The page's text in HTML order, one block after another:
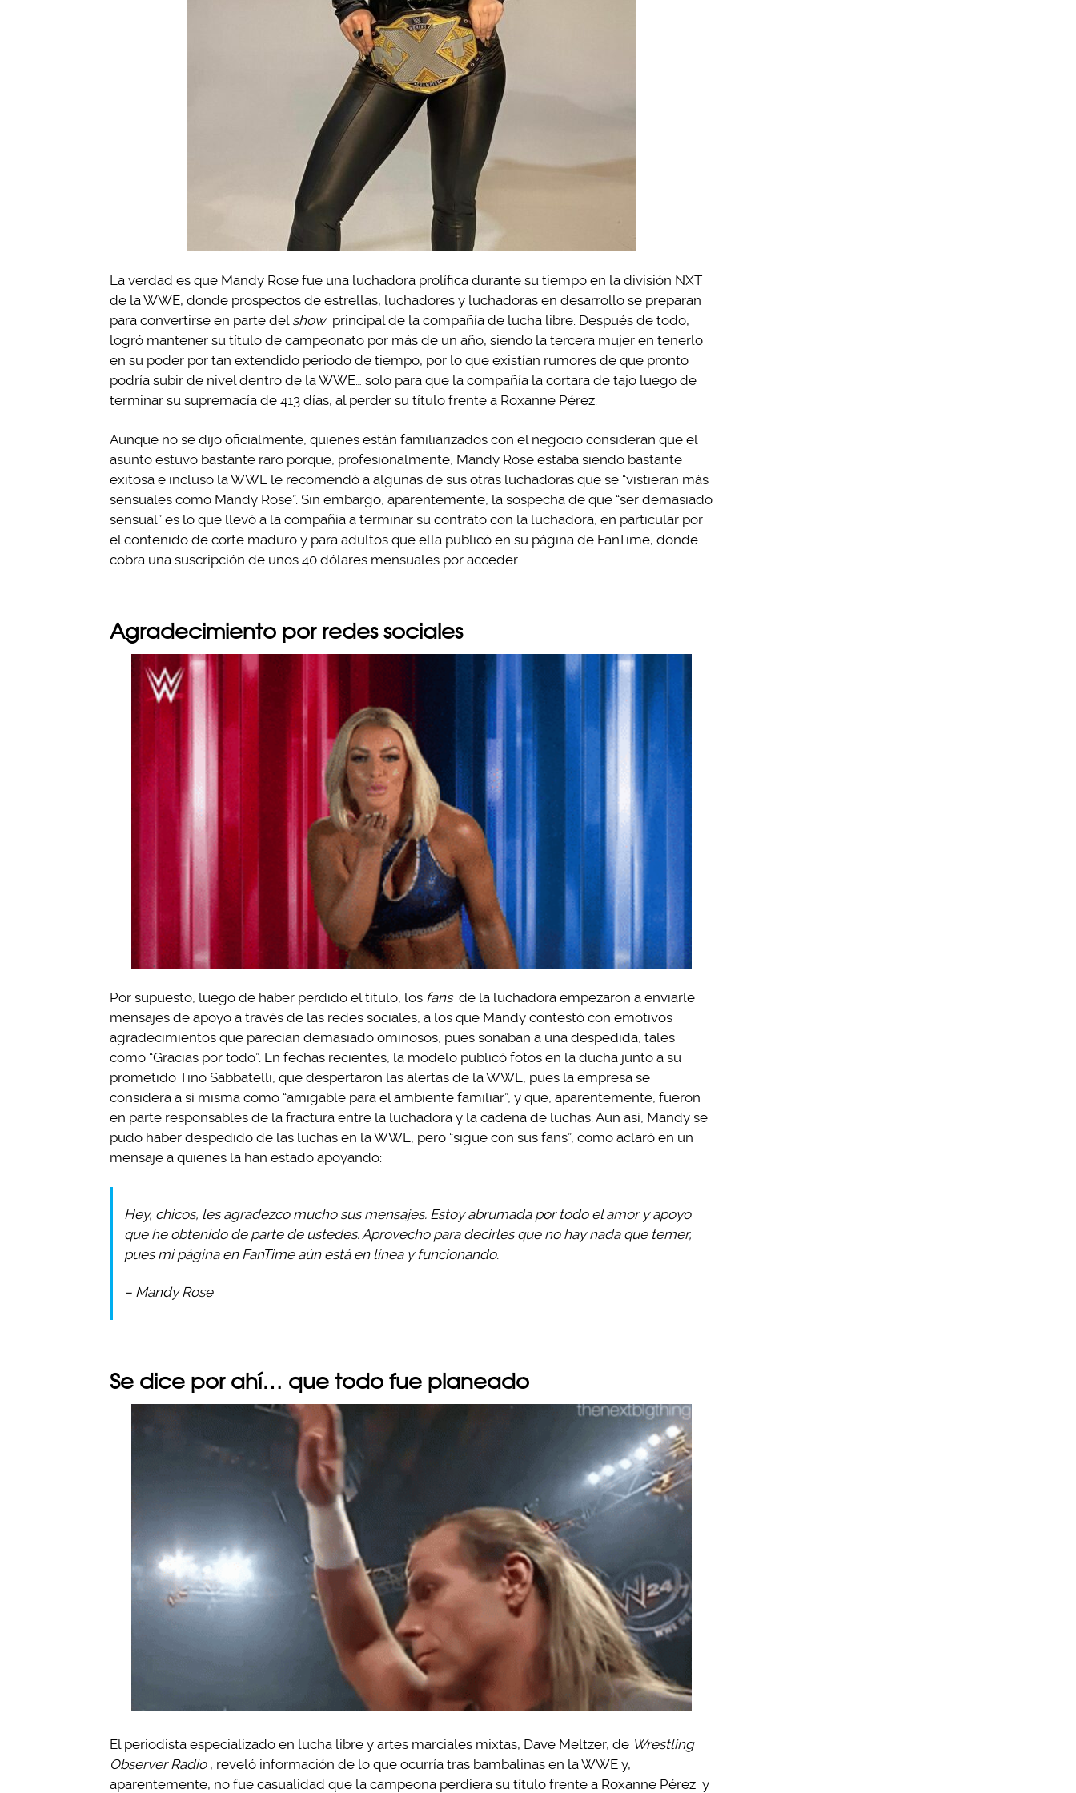
La verdad es que Mandy Rose fue una luchadora prolífica durante su tiempo en la división NXT
de la WWE, donde prospectos de estrellas, luchadores y luchadoras en desarrollo se preparan
para convertirse en parte del show principal de la compañía de lucha libre. Después de todo,
logró mantener su título de campeonato por más de un año, siendo la tercera mujer en tenerlo
en su poder por tan extendido periodo de tiempo, por lo que existían rumores de que pronto
podría subir de nivel dentro de la WWE… solo para que la compañía la cortara de tajo luego de
terminar su supremacía de 413 días, al perder su título frente a Roxanne Pérez.
Aunque no se dijo oficialmente, quienes están familiarizados con el negocio consideran que el
asunto estuvo bastante raro porque, profesionalmente, Mandy Rose estaba siendo bastante
exitosa e incluso la WWE le recomendó a algunas de sus otras luchadoras que se “vistieran más
sensuales como Mandy Rose”. Sin embargo, aparentemente, la sospecha de que “ser demasiado
sensual” es lo que llevó a la compañía a terminar su contrato con la luchadora, en particular por
el contenido de corte maduro y para adultos que ella publicó en su página de FanTime, donde
cobra una suscripción de unos 40 dólares mensuales por acceder.
Agradecimiento por redes sociales
Por supuesto, luego de haber perdido el título, los fans de la luchadora empezaron a enviarle
mensajes de apoyo a través de las redes sociales, a los que Mandy contestó con emotivos
agradecimientos que parecían demasiado ominosos, pues sonaban a una despedida, tales
como “Gracias por todo”. En fechas recientes, la modelo publicó fotos en la ducha junto a su
prometido Tino Sabbatelli, que despertaron las alertas de la WWE, pues la empresa se
considera a sí misma como “amigable para el ambiente familiar”, y que, aparentemente, fueron
en parte responsables de la fractura entre la luchadora y la cadena de luchas. Aun así, Mandy se
pudo haber despedido de las luchas en la WWE, pero “sigue con sus fans”, como aclaró en un
mensaje a quienes la han estado apoyando:
Hey, chicos, les agradezco mucho sus mensajes. Estoy abrumada por todo el amor y apoyo
que he obtenido de parte de ustedes. Aprovecho para decirles que no hay nada que temer,
pues mi página en FanTime aún está en línea y funcionando.
– Mandy Rose
Se dice por ahí… que todo fue planeado
El periodista especializado en lucha libre y artes marciales mixtas, Dave Meltzer, de Wrestling
Observer Radio , reveló información de lo que ocurría tras bambalinas en la WWE y,
aparentemente, no fue casualidad que la campeona perdiera su título frente a Roxanne Pérez y